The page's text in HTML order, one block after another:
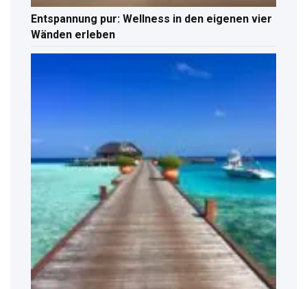
Entspannung pur: Wellness in den eigenen vier
Wänden erleben